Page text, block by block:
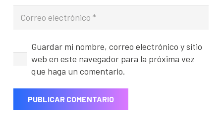
Guardar mi nombre, correo electrónico y sitio
web en este navegador para la próxima vez
que haga un comentario.
PUBLICAR COMENTARIO